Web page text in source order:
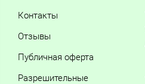
Контакты
Отзывы
Публичная оферта
Разрешительные